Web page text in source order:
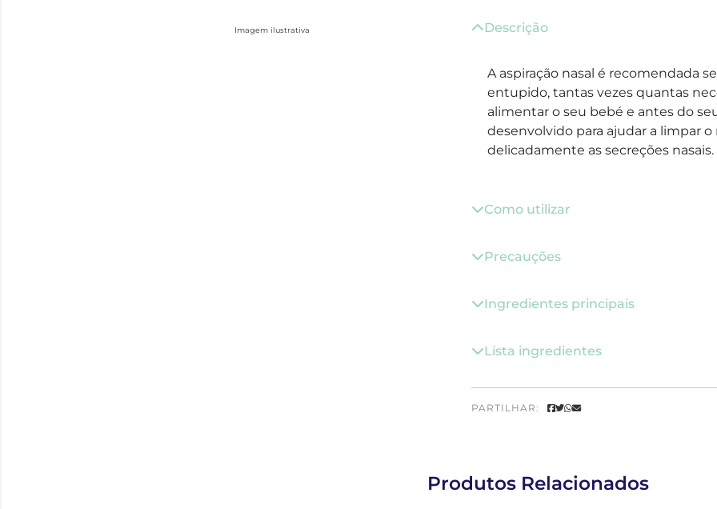
Imagem ilustrativa Descrição
A aspiração nasal é recomendada
entupido, tantas vezes quantas
alimentar o seu bebé e antes do
desenvolvido para ajudar a limpar
delicadamente as secreções nasais.
Como utilizar
Precauções
Ingredientes principais
Lista ingredientes
PARTILHAR:
Produtos Relacionados